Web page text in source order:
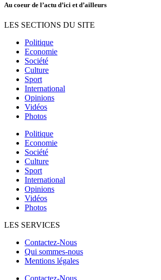
Au coeur de l’actu d’ici et d’ailleurs
LES SECTIONS DU SITE
Politique
Economie
Société
Culture
Sport
International
Opinions
Vidéos
Photos
Politique
Economie
Société
Culture
Sport
International
Opinions
Vidéos
Photos
LES SERVICES
Contactez-Nous
Qui sommes-nous
Mentions légales
Contactez-Nous